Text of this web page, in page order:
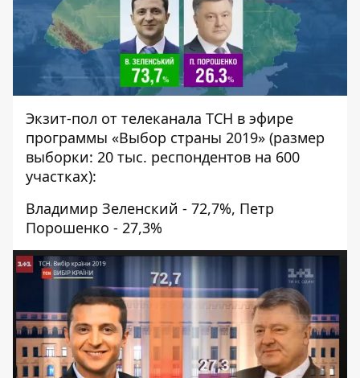
Экзит-пол от телеканала ТСН в эфире
программы «Выбор страны 2019» (размер
выборки: 20 тыс. респондентов на 600
участках):
Владимир Зеленский - 72,7%, Петр
Порошенко - 27,3%